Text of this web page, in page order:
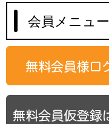
会員メニュー